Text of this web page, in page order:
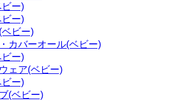
ー)
ビー)
ビー)
カバーオール(ベビー)
ー)
ェア(ベビー)
ー)
(ベビー)